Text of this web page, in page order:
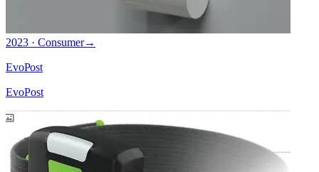
2023 · Consumer→
EvoPost
EvoPost